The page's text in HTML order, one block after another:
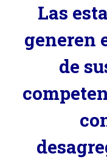
Las
generen
de